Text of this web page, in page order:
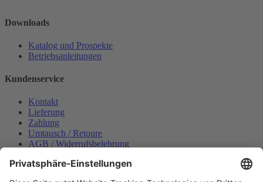
Downloads
Katalog und Prospekte
Betriebsanleitungen
Kundenservice
Kontakt
Lieferung
Zahlung
Umtausch / Retoure
AGB / Widerrufsbelehrung
Datenschutzerklärung